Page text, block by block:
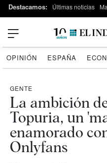
Destacamos: Últimas noticias
OPINIÓN ESPAÑA
GENTE
La ambición
Topuria, un
enamorado
Onlyfans